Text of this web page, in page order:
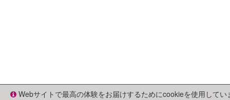
Webサイトで最高の体験をお届けするためにcookieを使用して